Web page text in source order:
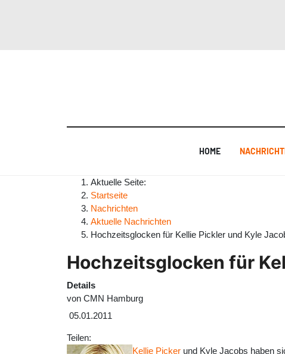
HOME
Aktuelle Seite:
Startseite
Nachrichten
Aktuelle Nachrichten
Hochzeitsglocken für Kellie Pickler und Kyle
Hochzeitsglocken für
Details
von CMN Hamburg
05.01.2011
Teilen:
Kellie Picker und Kyle Jacobs haben